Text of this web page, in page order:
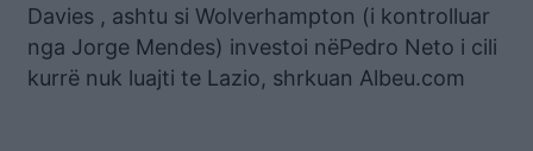
Davies , ashtu si Wolverhampton (i kontrolluar
nga Jorge Mendes) investoi nëPedro Neto i cili
kurrë nuk luajti te Lazio, shrkuan Albeu.com